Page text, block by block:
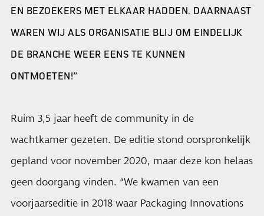
EN BEZOEKERS MET ELKAAR HADDEN. DAARNAAST
WAREN WIJ ALS ORGANISATIE BLIJ OM EINDELIJK
DE BRANCHE WEER EENS TE KUNNEN
ONTMOETEN!”
Ruim 3,5 jaar heeft de community in de
wachtkamer gezeten. De editie stond oorspronkelijk
gepland voor november 2020, maar deze kon helaas
geen doorgang vinden. “We kwamen van een
voorjaarseditie in 2018 waar Packaging Innovations